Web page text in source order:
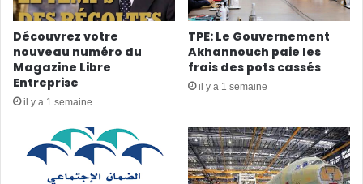
Découvrez votre
nouveau numéro du
Magazine Libre
Entreprise
il y a 1 semaine
TPE: Le Gouvernement
Akhannouch paie les
frais des pots cassés
il y a 1 semaine